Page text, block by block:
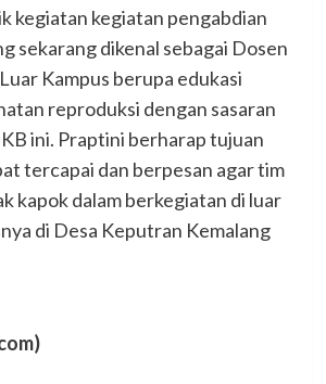
kegiatan kegiatan pengabdian
sekarang dikenal sebagai Dosen
Kampus berupa edukasi
reproduksi dengan sasaran
KB ini. Praptini berharap tujuan
tercapai dan berpesan agar tim
kapok dalam berkegiatan di luar
di Desa Keputran Kemalang